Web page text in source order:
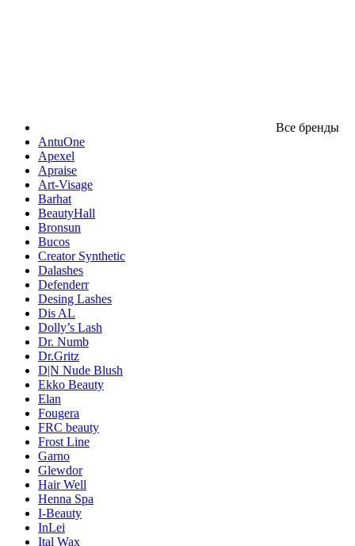
Все бренды
AntuOne
Apexel
Apraise
Art-Visage
Barhat
BeautyHall
Bronsun
Bucos
Creator Synthetic
Dalashes
Defenderr
Desing Lashes
Dis AL
Dolly’s Lash
Dr. Numb
Dr.Gritz
D|N Nude Blush
Ekko Beauty
Elan
Fougera
FRC beauty
Frost Line
Garno
Glewdor
Hair Well
Henna Spa
I-Beauty
InLei
Ital Wax